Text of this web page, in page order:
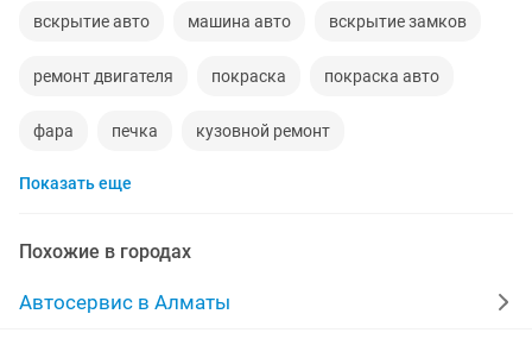
вскрытие авто машина авто вскрытие замков
ремонт двигателя покраска покраска авто
фара печка кузовной ремонт
заправка кондиционеров
пассажирские перевозки
Показать еще
Похожие в городах
Автосервис в Алматы